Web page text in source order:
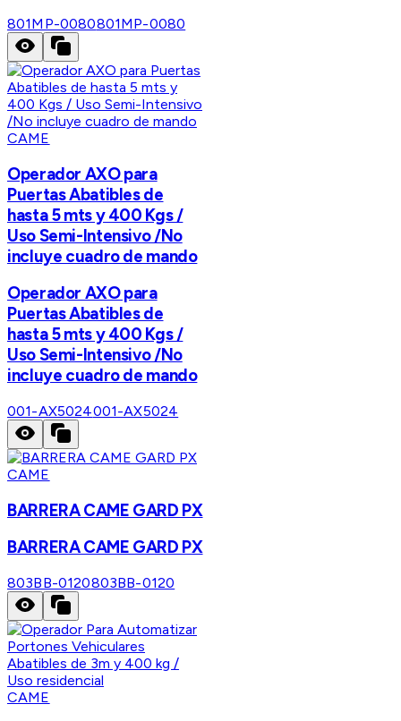
801MP-0080801MP-0080
CAME
Operador AXO para
Puertas Abatibles de
hasta 5 mts y 400 Kgs /
Uso Semi-Intensivo /No
incluye cuadro de mando
Operador AXO para
Puertas Abatibles de
hasta 5 mts y 400 Kgs /
Uso Semi-Intensivo /No
incluye cuadro de mando
001-AX5024001-AX5024
CAME
BARRERA CAME GARD PX
BARRERA CAME GARD PX
803BB-0120803BB-0120
CAME